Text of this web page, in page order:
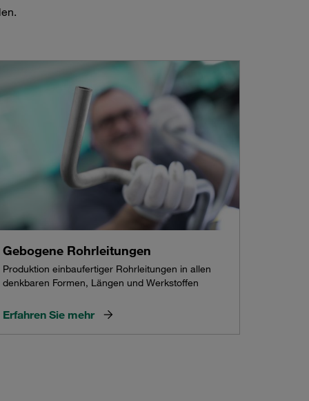
Gebogene Rohrleitungen
Produktion einbaufertiger Rohrleitungen in allen
denkbaren Formen, Längen und Werkstoffen
Erfahren Sie mehr